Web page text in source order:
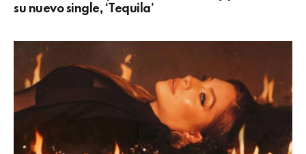
su nuevo single, ‘Tequila’